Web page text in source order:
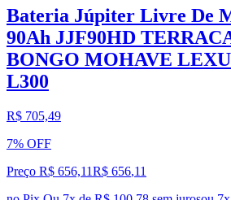
Bateria Júpiter Livre De
90Ah JJF90HD
BONGO MOHAVE
L300
R$ 705,49
7% OFF
Preço R$ 656,11R$ 656,11